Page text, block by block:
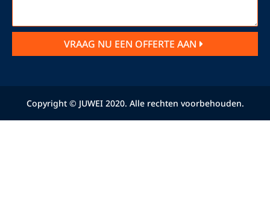
VRAAG NU EEN OFFERTE AAN
Copyright © JUWEI 2020. Alle rechten voorbehouden.